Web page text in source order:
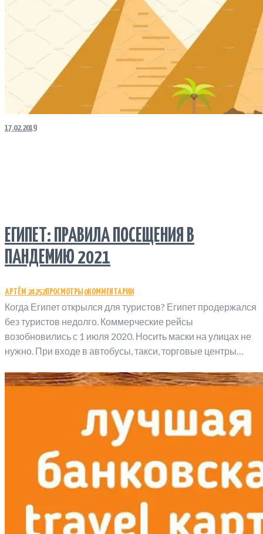
17.02.2019
ЕГИПЕТ: ПРАВИЛА ПОСЕЩЕНИЯ В
ПАНДЕМИЮ 2021
АРТЁМ 24252ПРОСМОТРЫ 0КОММЕНТАРИИ
Когда Египет открылся для туристов? Египет продержался
без туристов недолго. Коммерческие рейсы
возобновились с 1 июля 2020. Носить маски на улицах не
нужно. При входе в автобусы, такси, торговые центры…